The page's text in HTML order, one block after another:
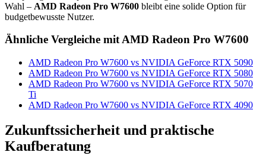
Wahl – AMD Radeon Pro W7600 bleibt eine solide Option für
budgetbewusste Nutzer.
Ähnliche Vergleiche mit AMD Radeon Pro W7600
AMD Radeon Pro W7600 vs NVIDIA GeForce RTX 5090
AMD Radeon Pro W7600 vs NVIDIA GeForce RTX 5080
AMD Radeon Pro W7600 vs NVIDIA GeForce RTX 5070
Ti
AMD Radeon Pro W7600 vs NVIDIA GeForce RTX 4090
Zukunftssicherheit und praktische
Kaufberatung